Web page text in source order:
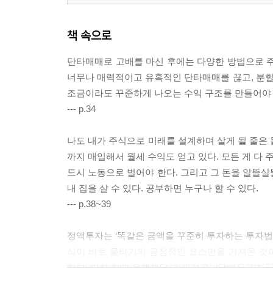
책 속으로
단타매매로 고배를 마신 후에는 다양한 방법으로
너무나 매력적이고 유혹적인 단타매매를 끊고, 분
조금이라도 꾸준하게 나오는 수익 구조를 만들어
--- p.34
나도 내가 주식으로 미래를 설계하며 살게 될 줄
까지 매입해서 월세 수익도 얻고 있다. 모든 게 다
드시 노동으로 벌어야 한다. 그리고 그 돈을 알뜰
내 집을 살 수 있다. 공부하면 누구나 할 수 있다.
--- p.38~39
정액투자는 ‘똑같은 금액을 꾸준히 투자하는 투자
한다. 마치 한때 유행했던 ‘커피적금’, ‘담배적금’